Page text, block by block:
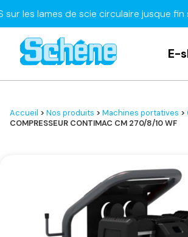
lames de scie circulaire jusque fin
E-
Accueil > Nos produits > Machines portatives >
COMPRESSEUR CONTIMAC CM 270/8/10 WF